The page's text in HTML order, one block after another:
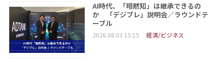
AI時代、「暗黙知」は継承できるの
か 「デジブレ」説明会／ラウンドテ
ーブル
2026.08.03 15:15 経済/ビジネス